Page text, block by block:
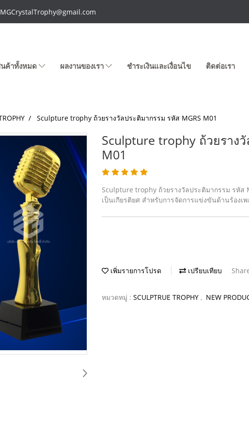
ค้าทั้งหมด ผลงานของเรา ชำระเงินและเงื่อนไข ติดต่อเรา
Sculpture trophy ถ้วยรางวัลประติมากรรม รหัส MGRS M01
Sculpture trophy ถ้วยราง
M01
Sculpture trophy ถ้วยรางวัลประติมากรรม รหัส
เป็นเกียรติยศ สำหรับการจัดการแข่งขันด้านร้องเพ
เพิ่มรายการโปรด เปรียบเทียบ
หมวดหมู่ : SCULPTRUE TROPHY , NEW